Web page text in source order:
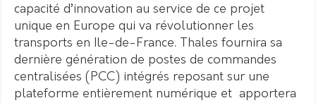
capacité d’innovation au service de ce projet
unique en Europe qui va révolutionner les
transports en Ile-de-France. Thales fournira sa
dernière génération de postes de commandes
centralisées (PCC) intégrés reposant sur une
plateforme entièrement numérique et apportera